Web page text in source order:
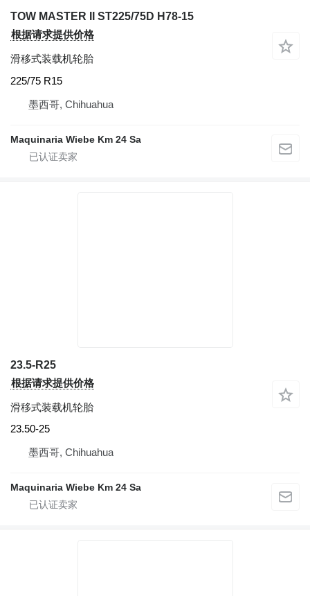
TOW MASTER II ST225/75D H78-15
根据请求提供价格
滑移式装载机轮胎
225/75 R15
墨西哥, Chihuahua
Maquinaria Wiebe Km 24 Sa
23.5-R25
根据请求提供价格
滑移式装载机轮胎
23.50-25
墨西哥, Chihuahua
Maquinaria Wiebe Km 24 Sa